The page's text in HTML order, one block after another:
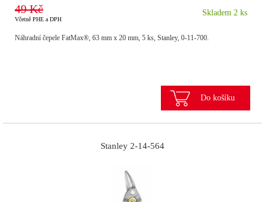
49 Kč
Včetně PHE a DPH
Skladem 2 ks
Náhradní čepele FatMax®, 63 mm x 20 mm, 5 ks, Stanley, 0-11-700.
Do košíku
Stanley 2-14-564